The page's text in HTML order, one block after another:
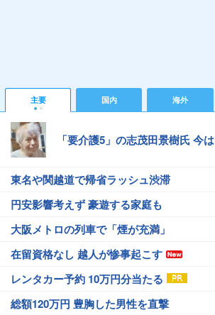
主要 国内 海外
「要介護5」の志茂田景樹氏 今は
東名や関越道で帰省ラッシュ渋滞
円安影響考えず 豪遊する家庭も
大阪メトロの列車で「煙が充満」
在留資格なし 越人が惨事起こす
レンタカー予約 10万円分当たる
総額120万円 豊胸した男性を直撃